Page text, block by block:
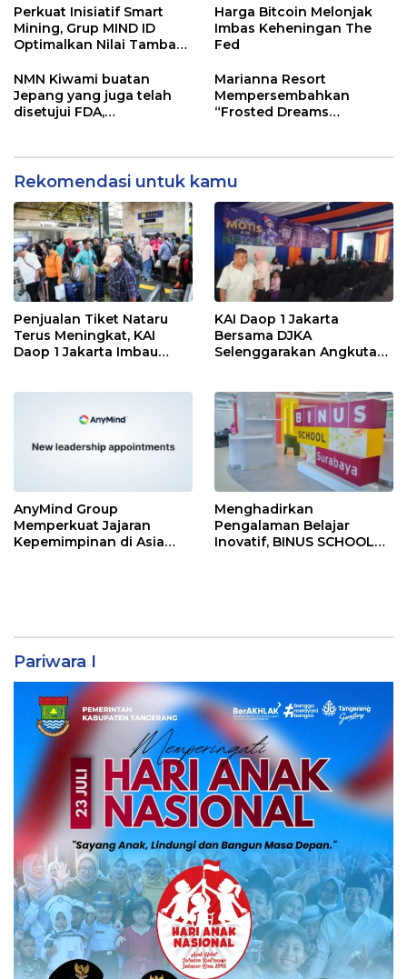
Luas, Asri, dan Penuh
Aktivitas
Berkelanjutan
Perkuat Inisiatif Smart
Mining, Grup MIND ID
Optimalkan Nilai Tambah
Harga Bitcoin Melonjak
Imbas Keheningan The
Fed
NMN Kiwami buatan
Jepang yang juga telah
disetujui FDA,
penjualan sekaligus
membuka perekrutan
Marianna Resort
Mempersembahkan
“Frosted Dreams
yang Magis
Rekomendasi untuk kamu
Penjualan Tiket Nataru
Terus Meningkat, KAI
Daop 1 Jakarta Imbau
KAI Daop 1 Jakarta
Bersama DJKA
Selenggarakan Angkutan
Baru 2026
AnyMind Group
Memperkuat Jajaran
Kepemimpinan di Asia
Menghadirkan
Pengalaman Belajar
Inovatif, BINUS SCHOOL
Pariwara I